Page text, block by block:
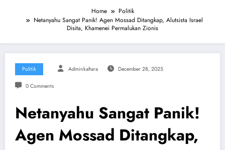
Home
Politik
Netanyahu Sangat Panik! Agen Mossad Ditangkap, Alutsista Israel
Disita, Khamenei Permalukan Zionis
Politik Adminkaltara December 28, 2025
0 Comments
Netanyahu Sangat Panik!
Agen Mossad Ditangkap,